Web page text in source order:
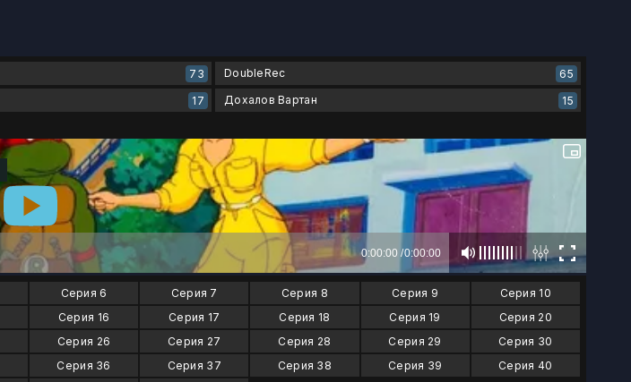
73 DoubleRec
65
17 Дохалов Вартан
15
Серия 6 Серия 7 Серия 8 Серия 9
Серия 10
Серия 16 Серия 17 Серия 18 Серия 19
Серия 20
Серия 26 Серия 27 Серия 28 Серия 29
Серия 30
Серия 36 Серия 37 Серия 38 Серия 39
Серия 40